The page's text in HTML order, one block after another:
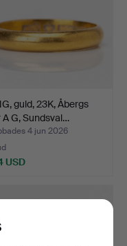
guld, 23K, Åbergs
A G, Sundsval…
4 jun 2026
USD